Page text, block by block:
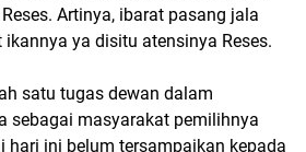
Artinya, ibarat pasang jala
ya disitu atensinya Reses.
satu tugas dewan dalam
sebagai masyarakat pemilihnya
hari ini belum tersampaikan kepada